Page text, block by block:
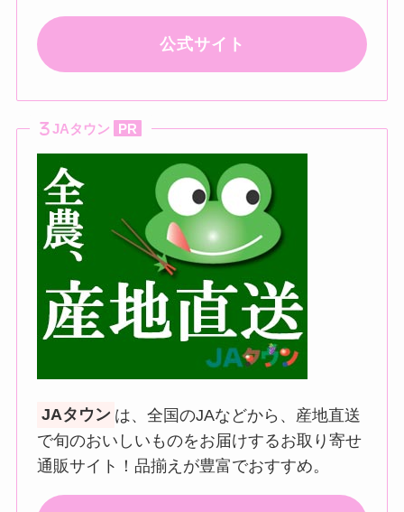
公式サイト
JAタウン PR
JAタウン は、全国のJAなどから、産地直送
で旬のおいしいものをお届けするお取り寄せ
通販サイト！品揃えが豊富でおすすめ。